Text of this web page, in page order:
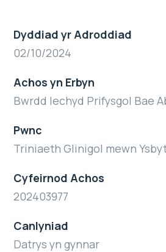
Dyddiad yr Adroddiad
02/10/2024
Achos yn Erbyn
Bwrdd Iechyd Prifysgol Bae
Pwnc
Triniaeth Glinigol mewn
Cyfeirnod Achos
202403977
Canlyniad
Datrys yn gynnar